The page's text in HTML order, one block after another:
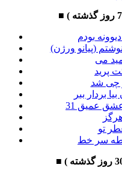
■ )
بودم
(پیانو ورژن)
می
پرید
چی شد
بردار ببر
عمیق 31
تو
سر خط
■